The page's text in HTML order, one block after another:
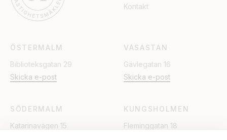
Kontakt
ÖSTERMALM
Biblioteksgatan 29
Skicka e-post
VASASTAN
Gävlegatan 16
Skicka e-post
SÖDERMALM
Katarinavägen 15
KUNGSHOLMEN
Fleminggatan 18